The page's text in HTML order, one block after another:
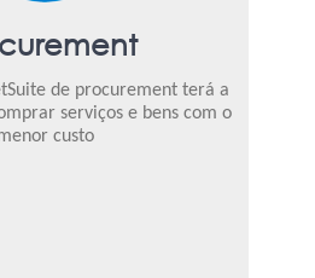
de procurement terá a
serviços e bens com o
custo